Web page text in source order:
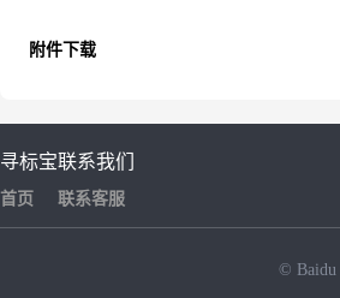
附件下载
寻标宝
首页
联系我们
联系客服
© Baidu